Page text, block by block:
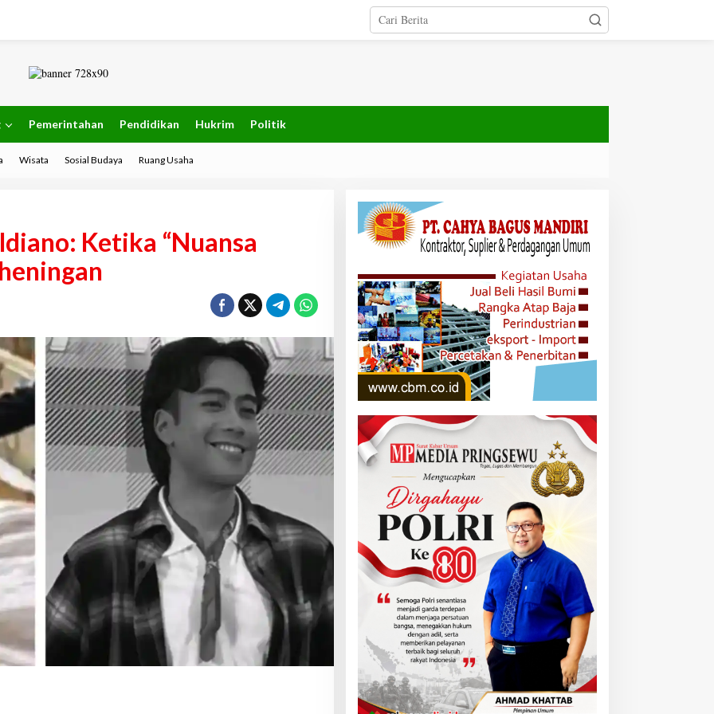
Pemerintahan Pendidikan Hukrim Politik
Wisata Sosial Budaya Ruang Usaha
Ketika “Nuansa